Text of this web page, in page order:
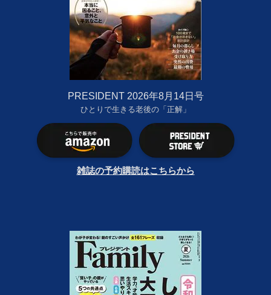
PRESIDENT 2026年8月14日号
ひとりで生きる老後の「正解」
雑誌の予約購読はこちらから